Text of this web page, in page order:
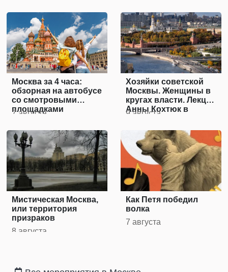
Москва за 4 часа:
обзорная на автобусе
со смотровыми
площадками
7 августа
Хозяйки советской
Москвы. Женщины в
кругах власти. Лекция
Анны Кохтюк в
9 августа
Мистическая Москва,
или территория
призраков
8 августа
Как Петя победил
волкa
7 августа